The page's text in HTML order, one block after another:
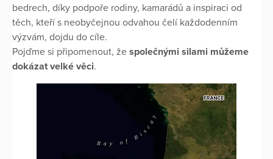
bedrech, díky podpoře rodiny, kamarádů a inspiraci od
těch, kteří s neobyčejnou odvahou čelí každodenním
výzvám, dojdu do cíle.
Pojďme si připomenout, že společnými silami můžeme
dokázat velké věci.